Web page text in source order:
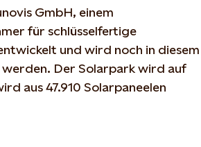
GmbH, einem
für schlüsselfertige
und wird noch in diesem
Der Solarpark wird auf
aus 47.910 Solarpaneelen